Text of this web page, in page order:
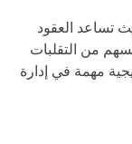
العقود
التقلبات
مهمة في إدارة